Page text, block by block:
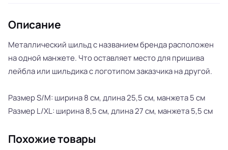
Описание
Металлический шильд с названием бренда расположен
на одной манжете. Что оставляет место для пришива
лейбла или шильдика с логотипом заказчика на другой.
Размер S/M: ширина 8 см, длина 25,5 см, манжета 5 см
Pазмер L/XL: ширина 8,5 см, длина 27 см, манжета 5,5 см
Похожие товары